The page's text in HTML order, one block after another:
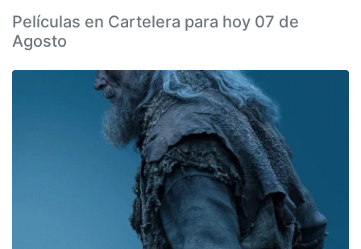
Películas en Cartelera para hoy 07 de
Agosto